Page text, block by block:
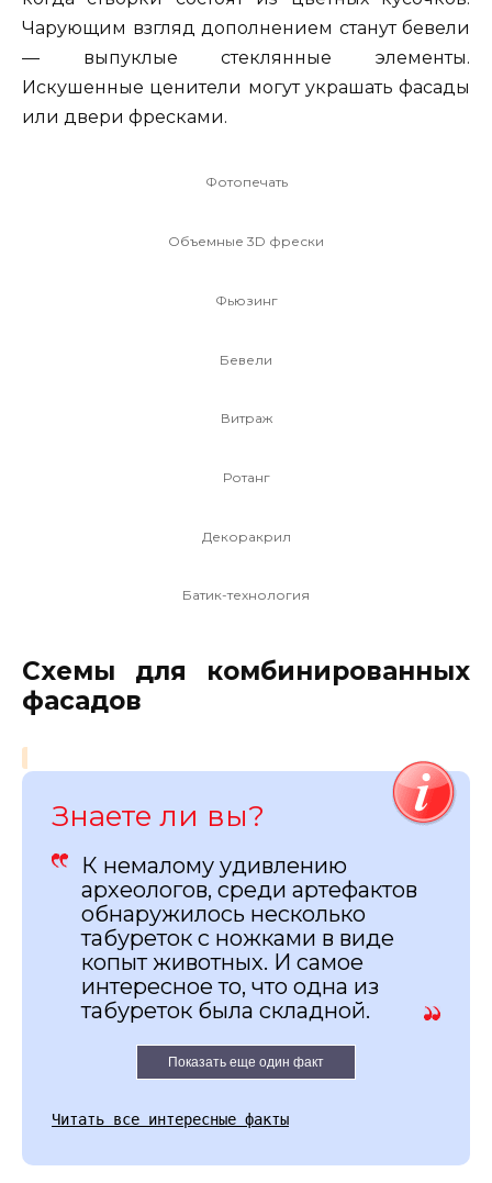
Чарующим взгляд дополнением станут бевели
— выпуклые стеклянные элементы.
Искушенные ценители могут украшать фасады
или двери фресками.
Фотопечать
Объемные 3D фрески
Фьюзинг
Бевели
Витраж
Ротанг
Декоракрил
Батик-технология
Схемы для комбинированных
фасадов
Знаете ли вы?
К немалому удивлению
археологов, среди артефактов
обнаружилось несколько
табуреток с ножками в виде
копыт животных. И самое
интересное то, что одна из
табуреток была складной.
Показать еще один факт
Читать все интересные факты